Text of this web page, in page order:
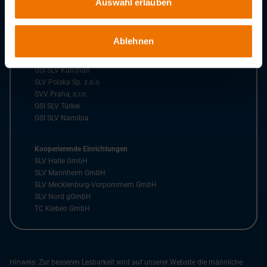
Ablehnen
SK Bielefeld
Auslandsgesellschaften der GSI GmbH
GSI SLV Kunshan
SLV Polska Sp. z.o.o
SVV Praha, s.r.o.
GSI SLV Türkei
GSI SLV Namibia
Kooperierende Einrichtungen
SLV Halle GmbH
SLV Mannheim GmbH
SLV Mecklenburg-Vorpommern GmbH
SLV Nord gGmbH
TC Kleben GmbH
Hinweis: Zur besseren Lesbarkeit wird auf unserer Website die männliche